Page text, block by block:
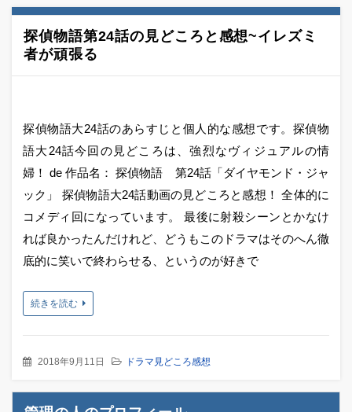
探偵物語第24話の見どころと感想~イレズミ
者が頑張る
探偵物語大24話のあらすじと個人的な感想です。探偵物
語大24話今回の見どころは、強烈なヴィジュアルの情
婦！ de 作品名： 探偵物語 第24話「ダイヤモンド・ジャ
ック」 探偵物語大24話動画の見どころと感想！ 全体的に
コメディ回になっています。 最後に射殺シーンとかなけ
れば良かったんだけれど、どうもこのドラマはそのへん徹
底的に笑いで終わらせる、というのが好きで
続きを読む
2018年9月11日 ドラマ見どころ感想